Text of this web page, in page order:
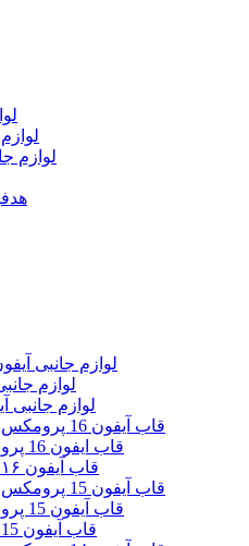
لوازم
لوازم جانبی آیفون 17
لوازم جانبی
لوازم جانبی آیفون
قاب آیفون 16 پرومکس و لوازم جانبی
قاب ایفون 16 پرو و لوازم جانبی
قاب آیفون ۱۶ و لوازم جانبی
قاب آیفون 15 پرومکس و لوازم جانبی
قاب آیفون 15 پرو و لوازم جانبی
قاب آیفون 15 و لوازم جانبی